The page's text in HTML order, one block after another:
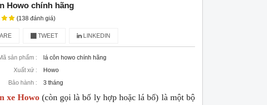
Howo chính hãng
(138 đánh giá)
TWEET LINKEDIN
sản phẩm :
lá côn howo chính hãng
Xuất xứ :
Howo
Bảo hành :
3 tháng
xe Howo(còn gọi là bố ly hợp hoặc lá bố) là một bộ